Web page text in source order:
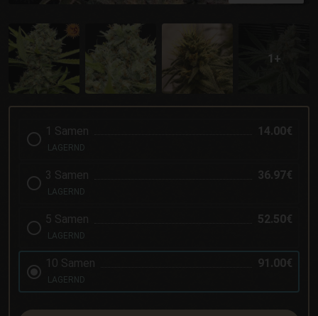
1 Samen 14.00€
LAGERND
3 Samen 36.97€
LAGERND
5 Samen 52.50€
LAGERND
10 Samen 91.00€
LAGERND